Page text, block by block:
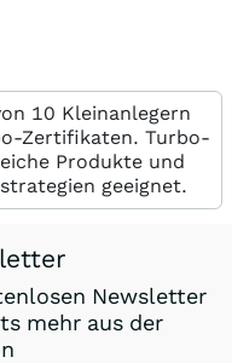
10 Kleinanlegern
Zertifikaten. Turbo-
Produkte und
geeignet.
Newsletter
mehr aus der